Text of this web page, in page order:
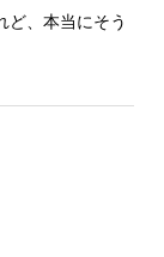
、本当にそう